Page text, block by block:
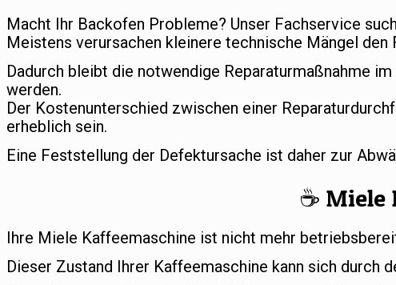
Macht Ihr Backofen Probleme? Unser Fachservice
Meistens verursachen kleinere technische Mängel den
Dadurch bleibt die notwendige Reparaturmaßnahme
werden.
Der Kostenunterschied zwischen einer
erheblich sein.
Eine Feststellung der Defektursache ist daher zur
☕️ Miele
Ihre Miele Kaffeemaschine ist nicht mehr
Dieser Zustand Ihrer Kaffeemaschine kann sich durch